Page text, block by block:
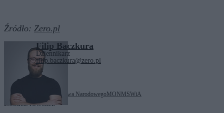
Źródło: Zero.pl
Filip Baczkura
Dziennikarz
filip.baczkura@zero.pl
Tagi:Biuro Bezpieczeństwa NarodowegoMON MSWiA
Zobacz również